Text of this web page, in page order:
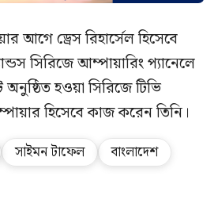
আগে ড্রেস রিহার্সেল হিসেবে
সিরিজে আম্পায়ারিং প্যানেলে
হওয়া সিরিজে টিভি
হিসেবে কাজ করেন তিনি।
সাইমন টাফেল
বাংলাদেশ